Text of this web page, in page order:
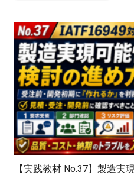
【実践教材 No.37】製造実